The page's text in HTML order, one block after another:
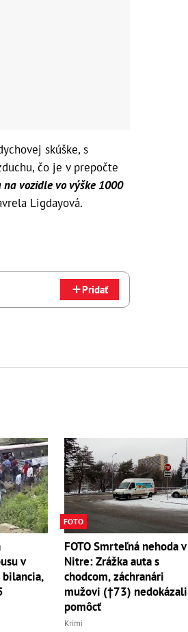
skúške, s
čo je v prepočte
vozidle vo výške 1000
Ligdayová.
Pridať
v
FOTO
FOTO Smrteľná nehoda v
Nitre: Zrážka auta s
chodcom, záchranári
mužovi (†73) nedokázali
pomôcť
Krimi